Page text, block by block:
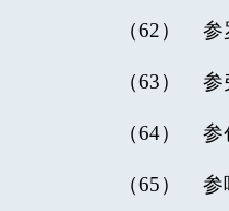
（62） 参
（63） 参
（64） 参
（65） 参